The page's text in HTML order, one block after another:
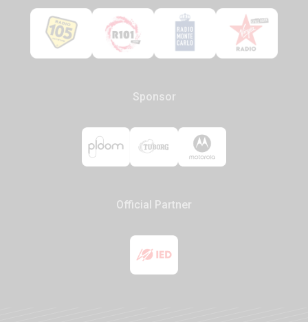
Sponsor
Official Partner